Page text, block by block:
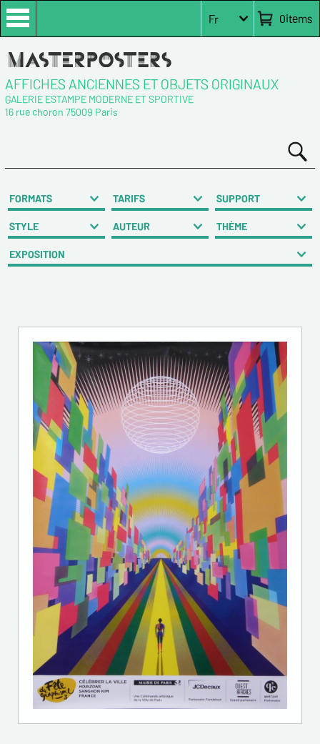
0items
Fr
AFFICHES ANCIENNES ET OBJETS ORIGINAUX
GALERIE ESTAMPE MODERNE ET SPORTIVE
16 rue choron 75009 Paris
FORMATS TARIFS SUPPORT
STYLE AUTEUR THÈME
EXPOSITION